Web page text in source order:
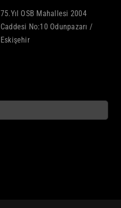
75.Yıl OSB Mahallesi 2004
Caddesi No:10 Odunpazarı /
Eskişehir